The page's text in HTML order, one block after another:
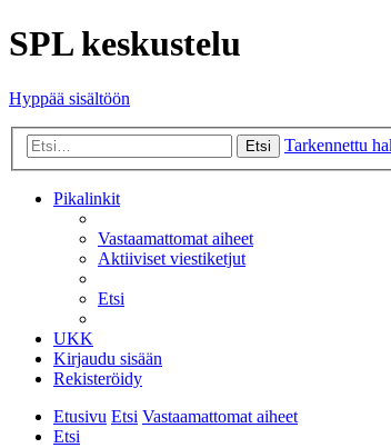
SPL keskustelu
Hyppää sisältöön
Etsi Tarkennettu
Pikalinkit
Vastaamattomat aiheet
Aktiiviset viestiketjut
Etsi
UKK
Kirjaudu sisään
Rekisteröidy
Etusivu Etsi Vastaamattomat aiheet
Etsi